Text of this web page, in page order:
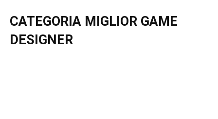
CATEGORIA MIGLIOR GAME
DESIGNER